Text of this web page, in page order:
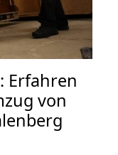
Erfahren
von